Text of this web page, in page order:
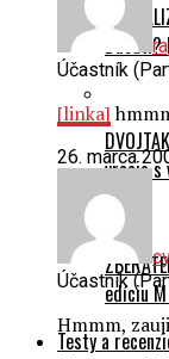
Ducati?
vracia s
edíciu
Testy a
Účastník
[linka]
26. marca
Účastník
Hmmm,